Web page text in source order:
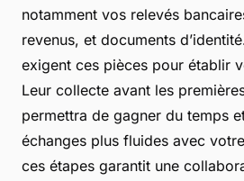
notamment vos relevés
revenus, et documents
exigent ces pièces pour établir
Leur collecte avant les
permettra de gagner du temps
échanges plus fluides avec
ces étapes garantit une